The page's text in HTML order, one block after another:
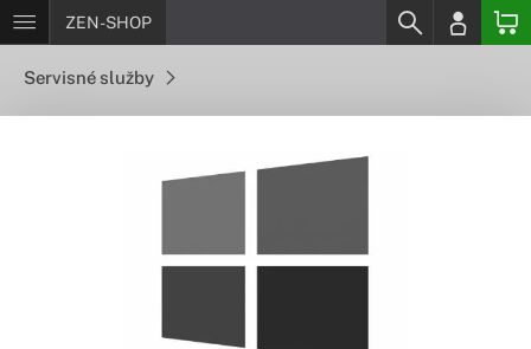
ZEN-SHOP
Servisné služby